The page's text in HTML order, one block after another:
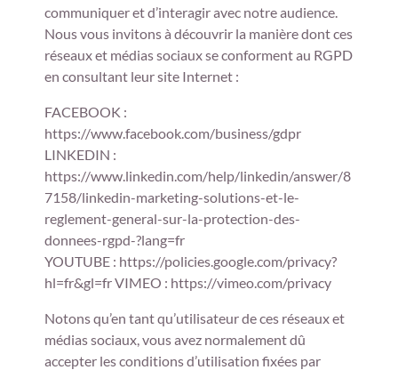
communiquer et d’interagir avec notre audience.
Nous vous invitons à découvrir la manière dont ces
réseaux et médias sociaux se conforment au RGPD
en consultant leur site Internet :
FACEBOOK :
https://www.facebook.com/business/gdpr
LINKEDIN :
https://www.linkedin.com/help/linkedin/answer/8
7158/linkedin-marketing-solutions-et-le-
reglement-general-sur-la-protection-des-
donnees-rgpd-?lang=fr
YOUTUBE : https://policies.google.com/privacy?
hl=fr&gl=fr VIMEO : https://vimeo.com/privacy
Notons qu’en tant qu’utilisateur de ces réseaux et
médias sociaux, vous avez normalement dû
accepter les conditions d’utilisation fixées par